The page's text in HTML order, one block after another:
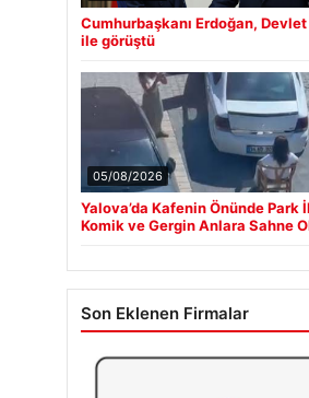
Cumhurbaşkanı Erdoğan,
ile görüştü
05/08/2026
Yalova’da Kafenin Önünde Park
Komik ve Gergin Anlara Sahne
Son Eklenen Firmalar